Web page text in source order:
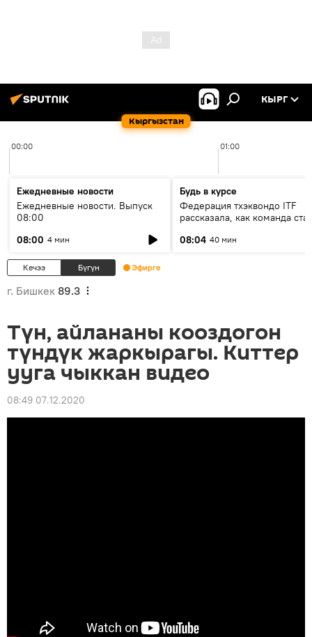
Кыргызстан
КЫРГ
00:00 01:00
Ежедневные новости
Ежедневные новости. Выпуск
08:00
08:00 4 мин
Будь в курсе
Федерация тхэквондо ITF
рассказала, как команда
08:04 40 мин
Кечээ Бүгүн Эфирге
г. Бишкек 89.3
Түн, айлананы кооздогон
түндүк жаркырагы. Киттер
ууга чыккан видео
08:49 07.12.2020